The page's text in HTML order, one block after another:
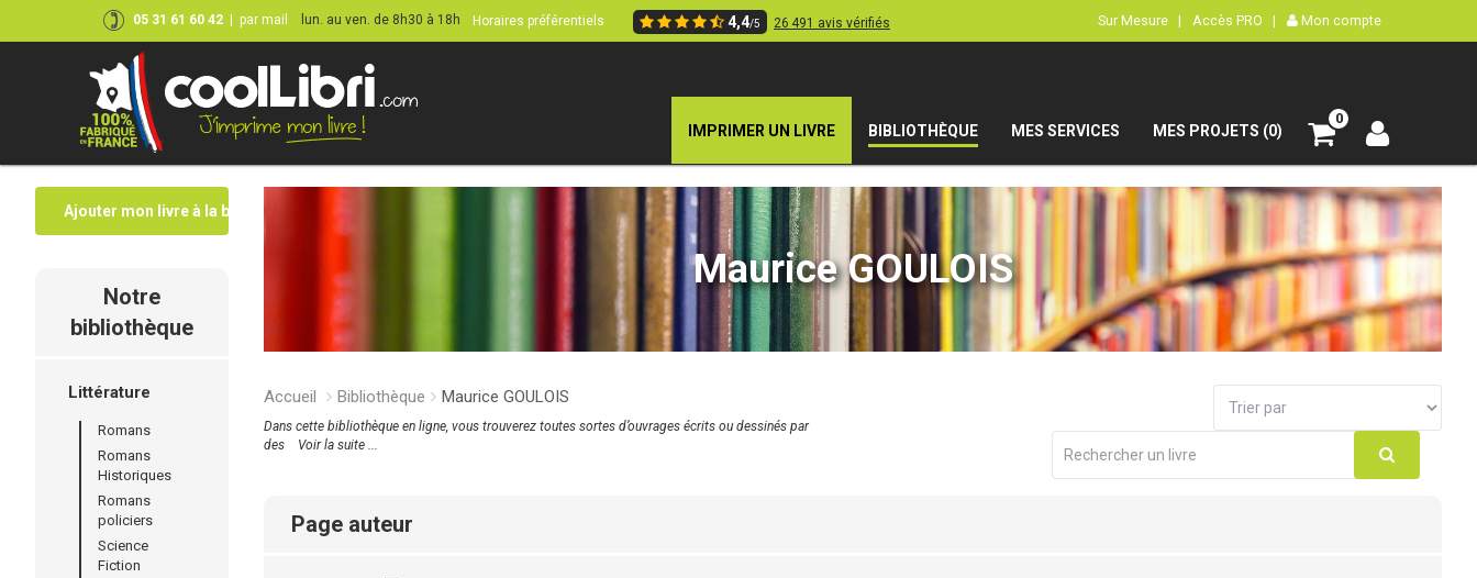
05 31 61 60 42 par mail lun. au ven. de 8h30 à 18h Horaires préférentiels 4,4/5 26 491 avis vérifiés Sur Mesure | Accès PRO | Mon compte
IMPRIMER UN LIVRE BIBLIOTHÈQUE MES SERVICES MES PROJETS (0)
0
Ajouter mon livre à la bibliothèque
Notre
bibliothèque
Littérature
Romans
Romans
Historiques
Romans
policiers
Science
Fiction
Maurice GOULOIS
Accueil Bibliothèque Maurice GOULOIS
Dans cette bibliothèque en ligne, vous trouverez toutes sortes d’ouvrages écrits ou dessinés par
des
Voir la suite ...
page auteur